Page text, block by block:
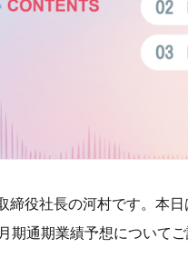
締役社長の河村です。本
通期業績予想についてご